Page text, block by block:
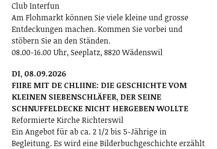
Club Interfun
Am Flohmarkt können Sie viele kleine und grosse
Entdeckungen machen. Kommen Sie vorbei und
stöbern Sie an den Ständen.
08.00-16.00 Uhr, Seeplatz, 8820 Wädenswil
DI, 08.09.2026
FIIRE MIT DE CHLIINE: DIE GESCHICHTE VOM
KLEINEN SIEBENSCHLÄFER, DER SEINE
SCHNUFFELDECKE NICHT HERGEBEN WOLLTE
Reformierte Kirche Richterswil
Ein Angebot für ab ca. 2 1/2 bis 5-Jährige in
Begleitung. Es wird eine Bilderbuchgeschichte erzählt